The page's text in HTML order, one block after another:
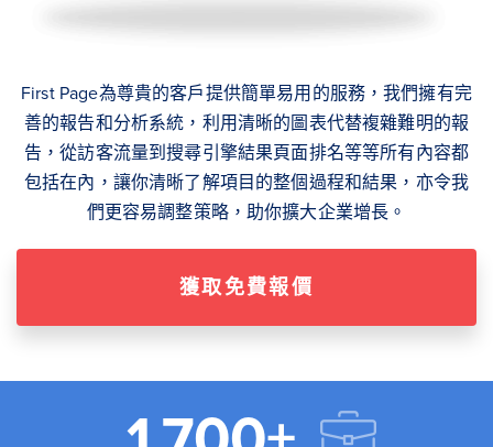
First Page為尊貴的客戶提供簡單易用的服務，我們擁有完
善的報告和分析系統，利用清晰的圖表代替複雜難明的報
告，從訪客流量到搜尋引擎結果頁面排名等等所有內容都
包括在內，讓你清晰了解項目的整個過程和結果，亦令我
們更容易調整策略，助你擴大企業增長。
獲取免費報價